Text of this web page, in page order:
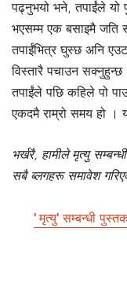
पढ्नुभयो भने, तपाईंले
भएसम्म एक बसाइमै जति
तपाईंभित्र घुस्छ अनि
विस्तारै पचाउन
तपाईंले पछि कहिले पो
एकदमै राम्रो समय हो ।
भर्खरै, हामीले मृत्यु
सबै ब्लगहरू समावेश
'मृत्यु' सम्बन्धी